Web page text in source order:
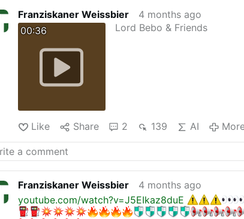
Franziskaner Weissbier
4 months ago
00:36
Lord Bebo & Friends
Like Share 2 139 AI
Franziskaner Weissbier
4 months ago
youtube.com/watch?v=J5EIkaz8duE